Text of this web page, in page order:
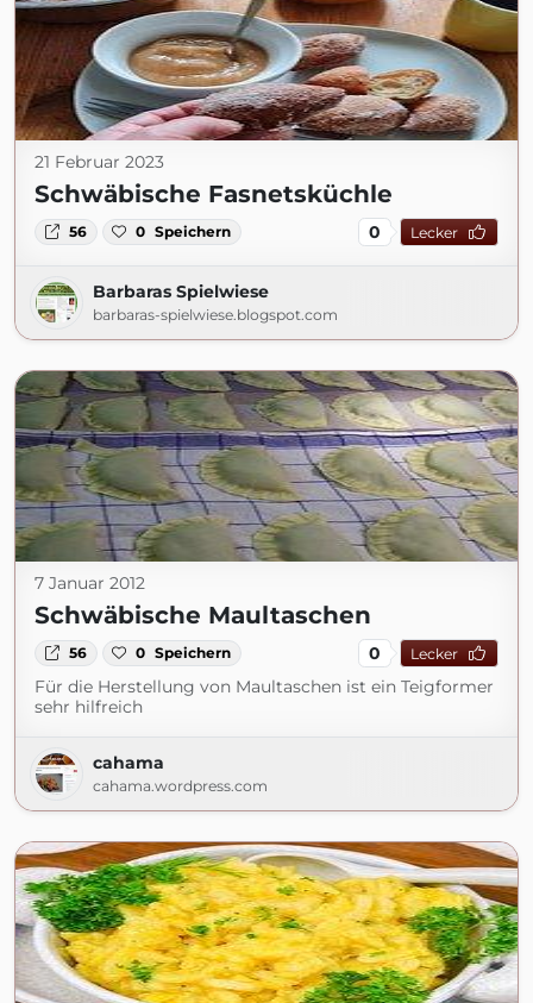
21 Februar 2023
Schwäbische Fasnetsküchle
56 0 Speichern 0 Lecker
Barbaras Spielwiese
barbaras-spielwiese.blogspot.com
7 Januar 2012
Schwäbische Maultaschen
56 0 Speichern 0 Lecker
Für die Herstellung von Maultaschen ist ein Teigformer
sehr hilfreich
cahama
cahama.wordpress.com